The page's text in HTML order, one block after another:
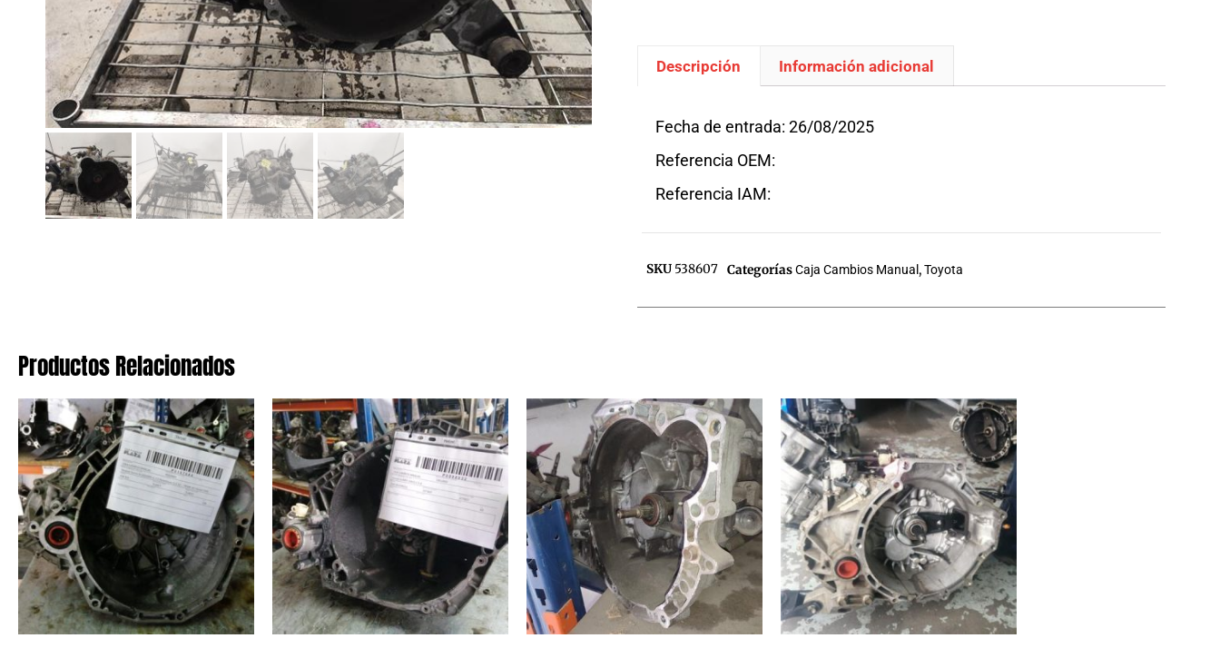
Descripción Información adicional
Fecha de entrada: 26/08/2025
Referencia OEM:
Referencia IAM:
SKU 538607 CategoríasCaja Cambios Manual ,Toyota
Productos Relacionados